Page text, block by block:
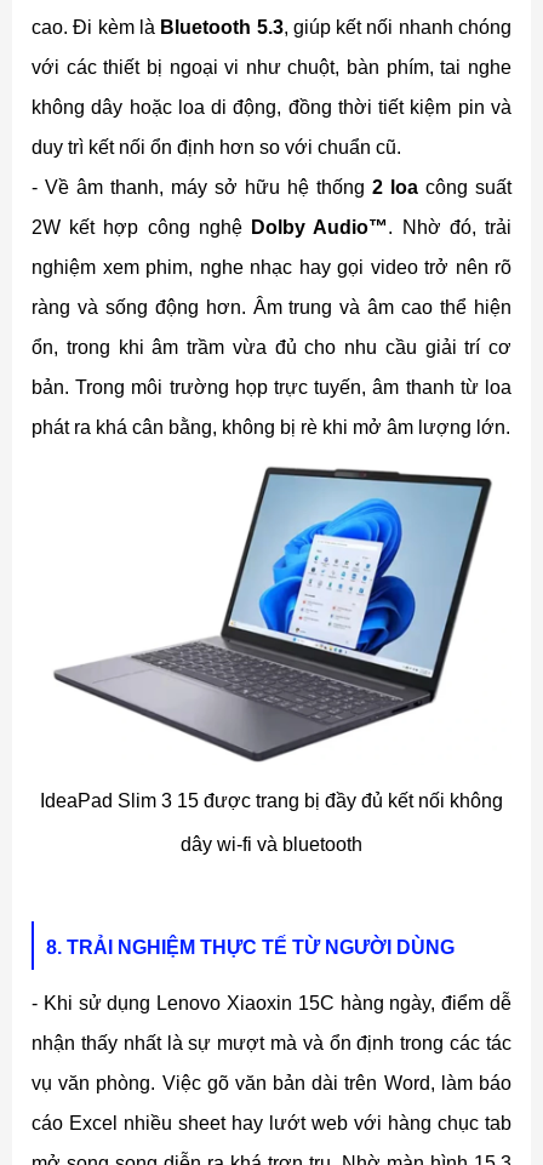
cao. Đi kèm là Bluetooth 5.3, giúp kết nối nhanh chóng
với các thiết bị ngoại vi như chuột, bàn phím, tai nghe
không dây hoặc loa di động, đồng thời tiết kiệm pin và
duy trì kết nối ổn định hơn so với chuẩn cũ.
- Về âm thanh, máy sở hữu hệ thống 2 loa công suất
2W kết hợp công nghệ Dolby Audio™. Nhờ đó, trải
nghiệm xem phim, nghe nhạc hay gọi video trở nên rõ
ràng và sống động hơn. Âm trung và âm cao thể hiện
ổn, trong khi âm trầm vừa đủ cho nhu cầu giải trí cơ
bản. Trong môi trường họp trực tuyến, âm thanh từ loa
phát ra khá cân bằng, không bị rè khi mở âm lượng lớn.
IdeaPad Slim 3 15 được trang bị đầy đủ kết nối không
dây wi-fi và bluetooth
8. TRẢI NGHIỆM THỰC TẾ TỪ NGƯỜI DÙNG
- Khi sử dụng Lenovo Xiaoxin 15C hàng ngày, điểm dễ
nhận thấy nhất là sự mượt mà và ổn định trong các tác
vụ văn phòng. Việc gõ văn bản dài trên Word, làm báo
cáo Excel nhiều sheet hay lướt web với hàng chục tab